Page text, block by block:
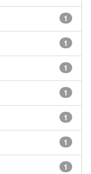
1
1
1
1
1
1
1